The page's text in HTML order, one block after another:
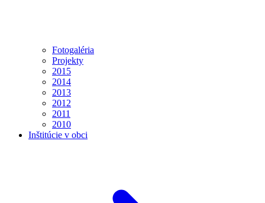
Fotogaléria
Projekty
2015
2014
2013
2012
2011
2010
Inštitúcie v obci